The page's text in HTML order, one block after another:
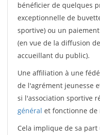
bénéficier de quelques
exceptionnelle de
sportive) ou un paiement
(en vue de la diffusion
accueillant du public).
Une affiliation à une
de l'agrément jeunesse
si l'association sportive
général et fonctionne
Cela implique de sa